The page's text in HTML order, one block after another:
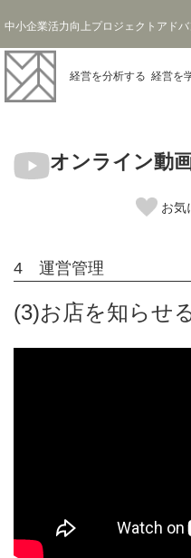
中小企業活力向上プロジェクトアドバ
経営を分析する 経営を
オンライン動
お気
4 運営管理
(3)お店を知らせ